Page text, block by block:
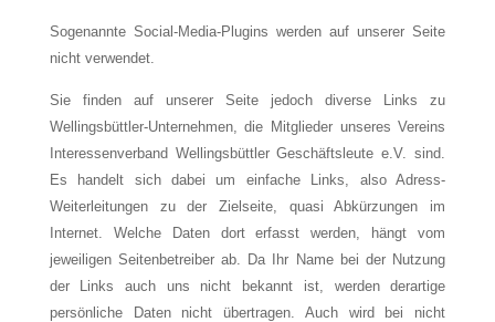
Sogenannte Social-Media-Plugins werden auf unserer Seite
nicht verwendet.
Sie finden auf unserer Seite jedoch diverse Links zu
Wellingsbüttler-Unternehmen, die Mitglieder unseres Vereins
Interessenverband Wellingsbüttler Geschäftsleute e.V. sind.
Es handelt sich dabei um einfache Links, also Adress-
Weiterleitungen zu der Zielseite, quasi Abkürzungen im
Internet. Welche Daten dort erfasst werden, hängt vom
jeweiligen Seitenbetreiber ab. Da Ihr Name bei der Nutzung
der Links auch uns nicht bekannt ist, werden derartige
persönliche Daten nicht übertragen. Auch wird bei nicht